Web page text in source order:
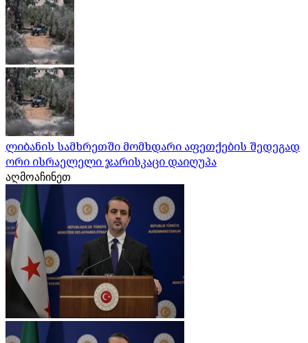
ლიბანის სამხრეთში მომხდარი აფეთქების შედეგად
ორი ისრაელელი ჯარისკაცი დაიღუპა
აღმოაჩინეთ